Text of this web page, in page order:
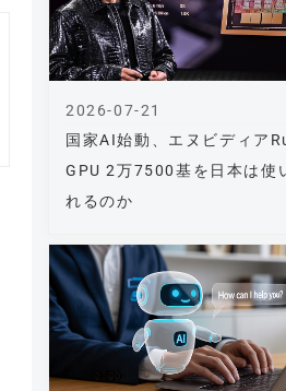
国家AI始動、エヌビディア
GPU 2万7500基を日本は使
れるのか
2026-07-21